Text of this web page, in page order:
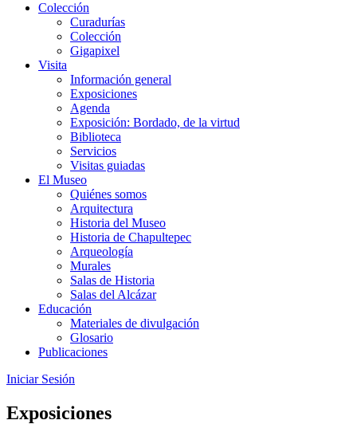
Colección
Curadurías
Colección
Gigapixel
Visita
Información general
Exposiciones
Agenda
Exposición: Bordado, de la virtud
Biblioteca
Servicios
Visitas guiadas
El Museo
Quiénes somos
Arquitectura
Historia del Museo
Historia de Chapultepec
Arqueología
Murales
Salas de Historia
Salas del Alcázar
Educación
Materiales de divulgación
Glosario
Publicaciones
Iniciar Sesión
Exposiciones